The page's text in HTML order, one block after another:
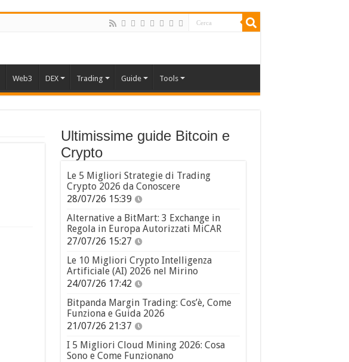
Web3 DEX Trading Guide Tools
Ultimissime guide Bitcoin e
Crypto
Le 5 Migliori Strategie di Trading
Crypto 2026 da Conoscere
28/07/26 15:39
Alternative a BitMart: 3 Exchange in
Regola in Europa Autorizzati MiCAR
27/07/26 15:27
Le 10 Migliori Crypto Intelligenza
Artificiale (AI) 2026 nel Mirino
24/07/26 17:42
Bitpanda Margin Trading: Cos’è, Come
Funziona e Guida 2026
21/07/26 21:37
I 5 Migliori Cloud Mining 2026: Cosa
Sono e Come Funzionano